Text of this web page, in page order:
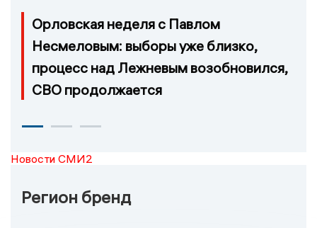
Орловская неделя с Павлом
Несмеловым: выборы уже близко,
процесс над Лежневым возобновился,
СВО продолжается
Новости СМИ2
Регион бренд